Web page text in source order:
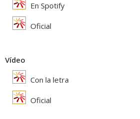
En Spotify
Oficial
Vídeo
Con la letra
Oficial